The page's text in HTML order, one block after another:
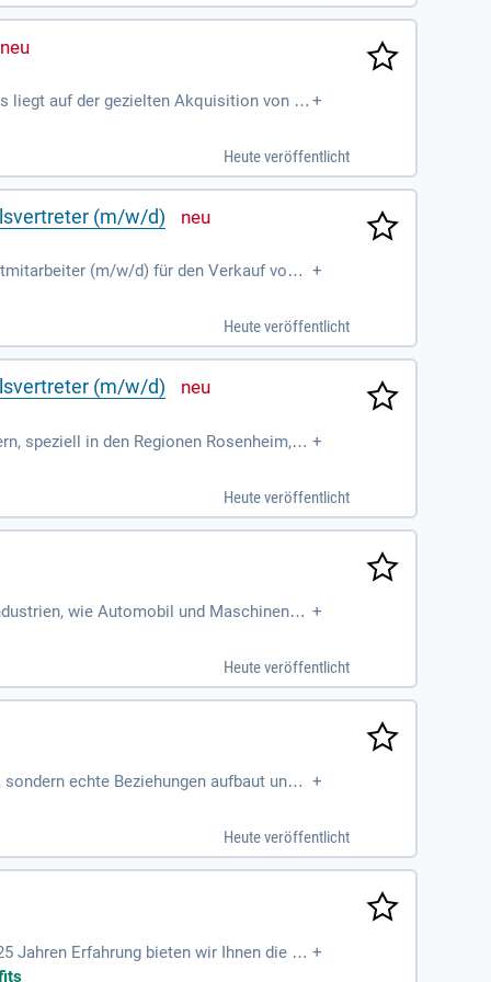
in der Finanzwelt aktiv mit.
liegt auf der gezielten Akquisition von N
direkt in unsere Produktentwi
Voraussetzung ist ein Abschluss in
+
Heute veröffentlicht
(m/w/d)
(m/w/d) für den Verkauf von V
Traunstein und Passau beraten Sie
Auftreten stärken Sie die Marke SONN
bei!
+
Heute veröffentlicht
(m/w/d)
speziell in den Regionen Rosenheim, Tr
im Fachhandel und -handwerk ausz
Beratung. Zudem unterstütze
Freude am Vertrieb und professionelles
+
Heute veröffentlicht
wie Automobil und Maschinenba
Wir bieten eine umfassende Ei
Bewerbung an: Riesenburgstra
+
Heute veröffentlicht
echte Beziehungen aufbaut und C +
Heute veröffentlicht
Jahren Erfahrung bieten wir Ihnen die Ch
– entscheiden Sie zwischen u
+